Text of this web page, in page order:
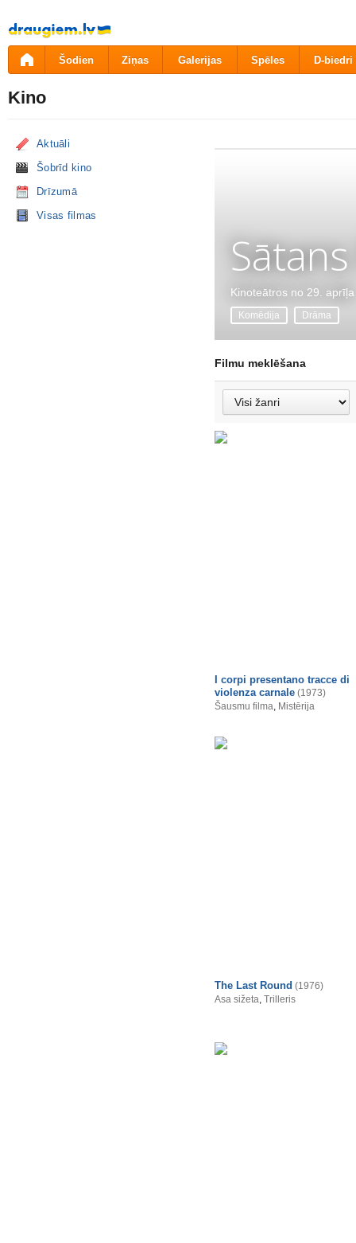
Pāriet
uz
saturu
Šodien Ziņas Galerijas Spēles D-biedri
Kino
Aktuāli
Šobrīd kino
Drīzumā
Visas filmas
Kinoteātros no 29. aprīļa
Komēdija Drāma
Filmu meklēšana
I corpi presentano tracce di
violenza carnale (1973)
Šausmu filma, Mistērija
The Last Round (1976)
Asa sižeta, Trilleris